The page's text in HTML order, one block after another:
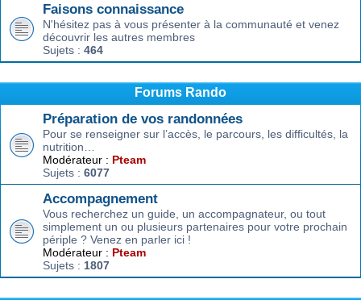
e
Faisons connaissance
N'hésitez pas à vous présenter à la communauté et venez
découvrir les autres membres
Sujets : 464
Forums Rando
Préparation de vos randonnées
Pour se renseigner sur l’accès, le parcours, les difficultés, la
nutrition…
Modérateur : Pteam
Sujets : 6077
Accompagnement
Vous recherchez un guide, un accompagnateur, ou tout
simplement un ou plusieurs partenaires pour votre prochain
périple ? Venez en parler ici !
Modérateur : Pteam
Sujets : 1807